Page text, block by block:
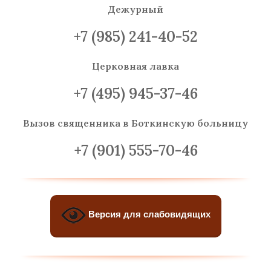
Дежурный
+7 (985) 241-40-52
Церковная лавка
+7 (495) 945-37-46
Вызов священника в Боткинскую больницу
+7 (901) 555-70-46
Версия для слабовидящих